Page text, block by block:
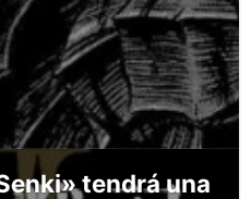
tendrá una